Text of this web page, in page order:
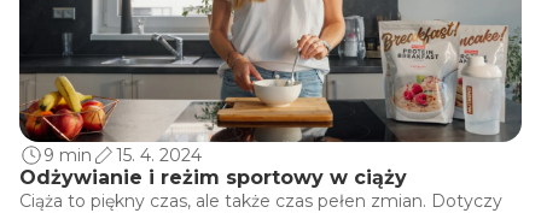
9 min 15. 4. 2024
Odżywianie i reżim sportowy w ciąży
Ciąża to piękny czas, ale także czas pełen zmian. Dotyczy